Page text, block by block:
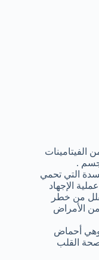
الفيتامينات
.
التي تحمي
الإجهاد
من خطر
من الأمراض
وهي أحماض
صحة القلب